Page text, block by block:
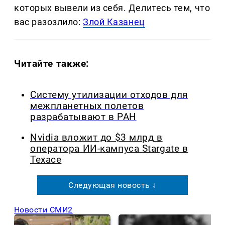
которых вывели из себя. Делитеcь тем, что
вас разозлило:Злой Казанец
Читайте также:
Систему утилизации отходов для
межпланетных полетов
разрабатывают в РАН
Nvidia вложит до $3 млрд в
оператора ИИ-кампуса Stargate в
Техасе
Следующая новость ↓
Новости СМИ2